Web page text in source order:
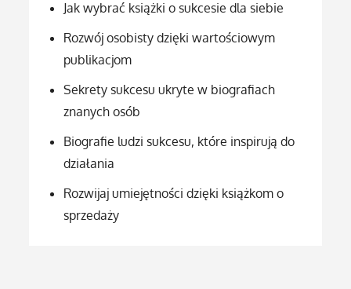
Jak wybrać książki o sukcesie dla siebie
Rozwój osobisty dzięki wartościowym
publikacjom
Sekrety sukcesu ukryte w biografiach
znanych osób
Biografie ludzi sukcesu, które inspirują do
działania
Rozwijaj umiejętności dzięki książkom o
sprzedaży